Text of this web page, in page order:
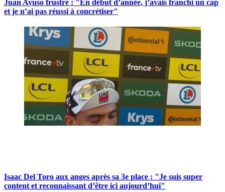
Juan Ayuso frustré : "En début d’année, j’avais franchi un cap
et je n’ai pas réussi à concrétiser"
Isaac Del Toro aux anges après sa 3e place : "Je suis super
content et reconnaissant d’être ici aujourd’hui"